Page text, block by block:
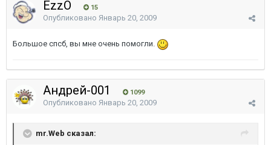
EzzO 15
Опубликовано Январь 20, 2009
Большое спсб, вы мне очень помогли.
Андрей-001 1099
Опубликовано Январь 20, 2009
mr.Web сказал: